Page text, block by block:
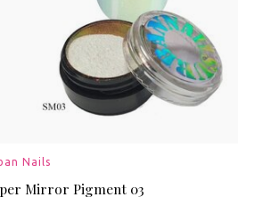
Nails
Mirror Pigment 03